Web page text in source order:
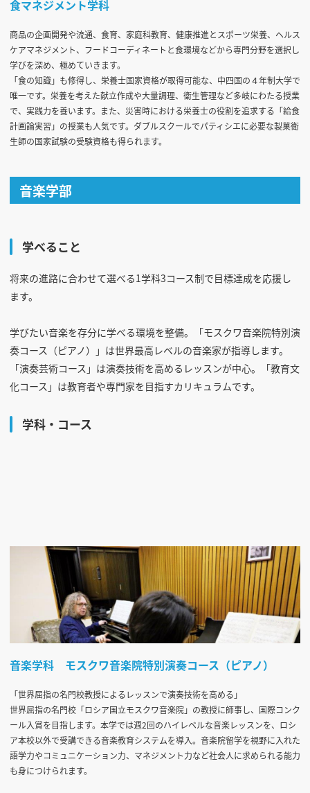
食マネジメント学科
商品の企画開発や流通、食育、家庭科教育、健康推進とスポーツ栄養、ヘルス
ケアマネジメント、フードコーディネートと食環境などから専門分野を選択し
学びを深め、極めていきます。
「食の知識」も修得し、栄養士国家資格が取得可能な、中四国の４年制大学で
唯一です。栄養を考えた献立作成や大量調理、衛生管理など多岐にわたる授業
で、実践力を養います。また、災害時における栄養士の役割を追求する「給食
計画論実習」の授業も人気です。ダブルスクールでパティシエに必要な製菓衛
生師の国家試験の受験資格も得られます。
音楽学部
学べること
将来の進路に合わせて選べる1学科3コース制で目標達成を応援し
ます。
学びたい音楽を存分に学べる環境を整備。「モスクワ音楽院特別演
奏コース（ピアノ）」は世界最高レベルの音楽家が指導します。
「演奏芸術コース」は演奏技術を高めるレッスンが中心。「教育文
化コース」は教育者や専門家を目指すカリキュラムです。
学科・コース
音楽学科 モスクワ音楽院特別演奏コース（ピアノ）
「世界屈指の名門校教授によるレッスンで演奏技術を高める」
世界屈指の名門校「ロシア国立モスクワ音楽院」の教授に師事し、国際コンク
ール入賞を目指します。本学では週2回のハイレベルな音楽レッスンを、ロシ
ア本校以外で受講できる音楽教育システムを導入。音楽院留学を視野に入れた
語学力やコミュニケーション力、マネジメント力など社会人に求められる能力
も身につけられます。